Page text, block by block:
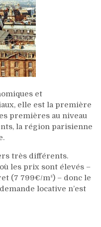
et
elle est la première
premières au niveau
la région parisienne
très différents.
les prix sont élevés –
(7 799€/m²) – donc le
locative n’est